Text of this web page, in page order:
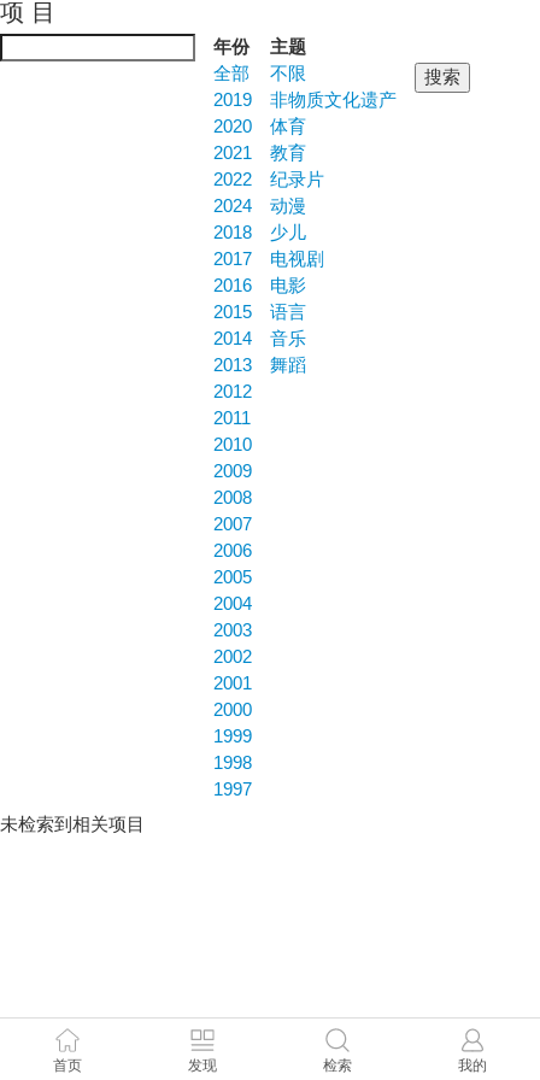
项 目
年份
全部
2019
2020
2021
2022
2024
2018
2017
2016
2015
2014
2013
2012
2011
2010
2009
2008
2007
2006
2005
2004
2003
2002
2001
2000
1999
1998
1997
主题
不限
非物质文化遗产
体育
教育
纪录片
动漫
少儿
电视剧
电影
语言
音乐
舞蹈
未检索到相关项目
首页 发现 检索 我的